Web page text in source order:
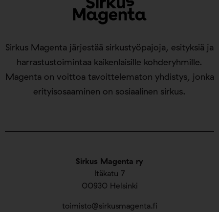
Sirkus Magenta ry
Itäkatu 7
00930 Helsinki
toimisto@sirkusmagenta.fi
Sirkus Magenta järjestää sirkustyöpajoja, esityksiä ja
harrastustoimintaa kaikenlaisille kohderyhmille.
Magenta on voittoa tavoittelematon yhdistys, jonka
erityisosaaminen on sosiaalinen sirkus.